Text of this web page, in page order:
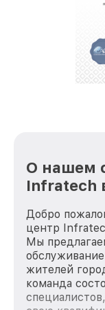
полной
положительные
репутацию. Мы
О нашем
Infratech
Добро
центр
Мы
жителей
команда